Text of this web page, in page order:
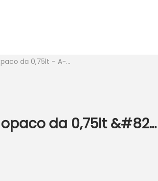
da 0,75lt – A-...
da 0,75lt &#82...